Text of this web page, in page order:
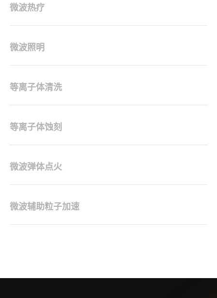
微波热疗
微波照明
等离子体清洗
等离子体蚀刻
微波弹体点火
微波辅助粒子加速